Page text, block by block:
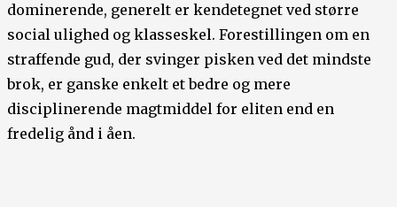
dominerende, generelt er kendetegnet ved større
social ulighed og klasseskel. Forestillingen om en
straffende gud, der svinger pisken ved det mindste
brok, er ganske enkelt et bedre og mere
disciplinerende magtmiddel for eliten end en
fredelig ånd i åen.